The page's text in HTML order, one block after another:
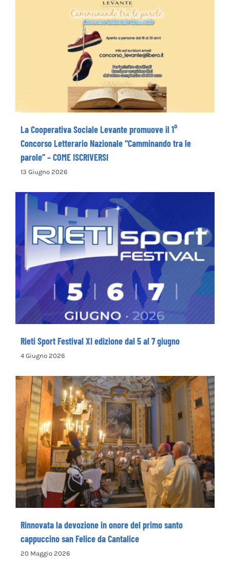
La Cooperativa Sociale Levante promuove
il 1° Concorso Letterario Nazionale
“Camminando tra le parole” – COME
ISCRIVERSI
La Cooperativa Sociale Levante promuove il 1°
Concorso Letterario Nazionale “Camminando tra le
parole” – COME ISCRIVERSI
Rieti Sport Festival XI edizione dal 5 al 7
Rieti Sport Festival XI edizione dal 5 al 7 giugno
Rinnovata la devozione in onore del primo
santo cappuccino san Felice da Cantalice
Rinnovata la devozione in onore del primo santo
cappuccino san Felice da Cantalice